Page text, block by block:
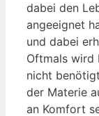
dabei den
angeeignet
und dabei
Oftmals wird
nicht
der Materie
an Komfort